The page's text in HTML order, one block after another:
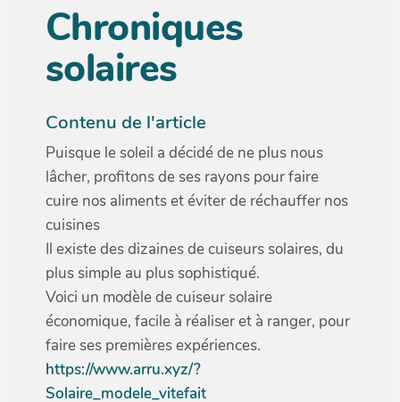
Chroniques
solaires
Contenu de l'article
Puisque le soleil a décidé de ne plus nous
lâcher, profitons de ses rayons pour faire
cuire nos aliments et éviter de réchauffer nos
cuisines
Il existe des dizaines de cuiseurs solaires, du
plus simple au plus sophistiqué.
Voici un modèle de cuiseur solaire
économique, facile à réaliser et à ranger, pour
faire ses premières expériences.
https://www.arru.xyz/?
Solaire_modele_vitefait